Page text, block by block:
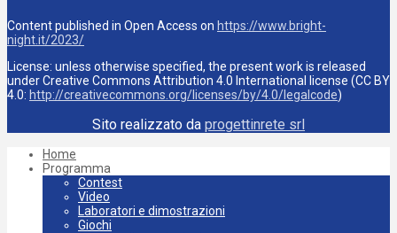
Content published in Open Access on https://www.bright-
night.it/2023/
License: unless otherwise specified, the present work is released
under Creative Commons Attribution 4.0 International license (CC BY
4.0: http://creativecommons.org/licenses/by/4.0/legalcode)
Sito realizzato da progettinrete srl
Home
Programma
Contest
Video
Laboratori e dimostrazioni
Giochi